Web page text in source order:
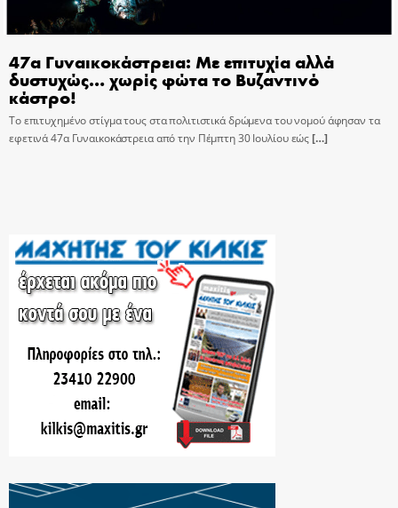
47α Γυναικοκάστρεια: Με επιτυχία αλλά
δυστυχώς… χωρίς φώτα το Βυζαντινό
κάστρο!
Το επιτυχημένο στίγμα τους στα πολιτιστικά δρώμενα του νομού άφησαν τα
εφετινά 47α Γυναικοκάστρεια από την Πέμπτη 30 Ιουλίου εώς[…]